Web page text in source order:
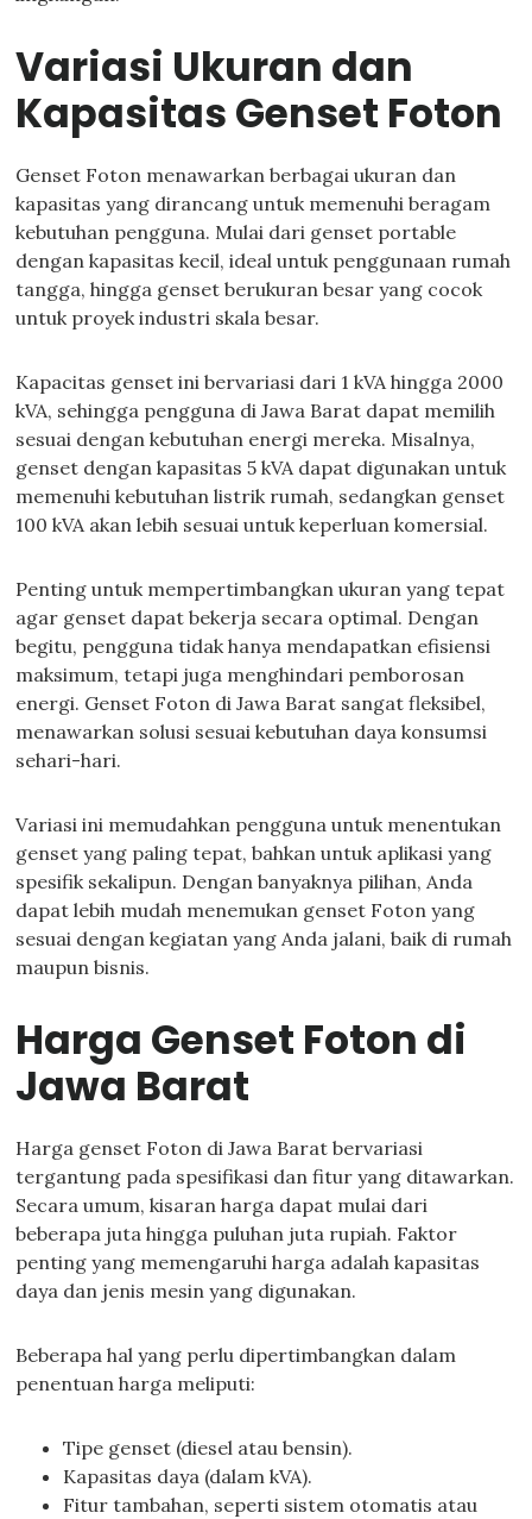
Variasi Ukuran dan
Kapasitas Genset Foton
Genset Foton menawarkan berbagai ukuran dan
kapasitas yang dirancang untuk memenuhi beragam
kebutuhan pengguna. Mulai dari genset portable
dengan kapasitas kecil, ideal untuk penggunaan rumah
tangga, hingga genset berukuran besar yang cocok
untuk proyek industri skala besar.
Kapacitas genset ini bervariasi dari 1 kVA hingga 2000
kVA, sehingga pengguna di Jawa Barat dapat memilih
sesuai dengan kebutuhan energi mereka. Misalnya,
genset dengan kapasitas 5 kVA dapat digunakan untuk
memenuhi kebutuhan listrik rumah, sedangkan genset
100 kVA akan lebih sesuai untuk keperluan komersial.
Penting untuk mempertimbangkan ukuran yang tepat
agar genset dapat bekerja secara optimal. Dengan
begitu, pengguna tidak hanya mendapatkan efisiensi
maksimum, tetapi juga menghindari pemborosan
energi. Genset Foton di Jawa Barat sangat fleksibel,
menawarkan solusi sesuai kebutuhan daya konsumsi
sehari-hari.
Variasi ini memudahkan pengguna untuk menentukan
genset yang paling tepat, bahkan untuk aplikasi yang
spesifik sekalipun. Dengan banyaknya pilihan, Anda
dapat lebih mudah menemukan genset Foton yang
sesuai dengan kegiatan yang Anda jalani, baik di rumah
maupun bisnis.
Harga Genset Foton di
Jawa Barat
Harga genset Foton di Jawa Barat bervariasi
tergantung pada spesifikasi dan fitur yang ditawarkan.
Secara umum, kisaran harga dapat mulai dari
beberapa juta hingga puluhan juta rupiah. Faktor
penting yang memengaruhi harga adalah kapasitas
daya dan jenis mesin yang digunakan.
Beberapa hal yang perlu dipertimbangkan dalam
penentuan harga meliputi:
Tipe genset (diesel atau bensin).
Kapasitas daya (dalam kVA).
Fitur tambahan, seperti sistem otomatis atau